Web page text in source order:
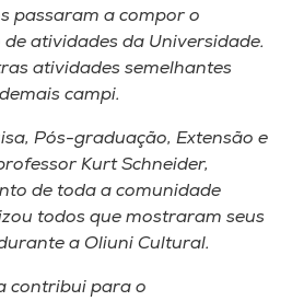
passaram a compor o
atividades da Universidade.
atividades semelhantes
campi.
Pós-graduação, Extensão e
Kurt Schneider,
de toda a comunidade
todos que mostraram seus
a Oliuni Cultural.
contribui para o